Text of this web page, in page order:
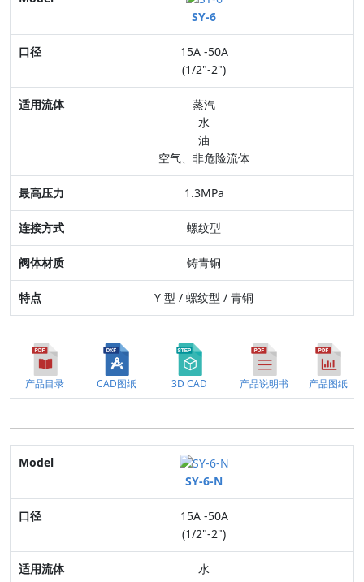
口径
适用流体
最高压力
特点
SY-6
15A -50A
(1/2"-2")
蒸汽
水
油
空气、非危险流体
1.3MPa
螺纹型
铸青铜
Y 型 / 螺纹型 / 青铜
产品目录 CAD图纸 3D CAD 产品说明书 产品图纸
Model
口径
适用流体
最高压力
SY-6-N
15A -50A
(1/2"-2")
水